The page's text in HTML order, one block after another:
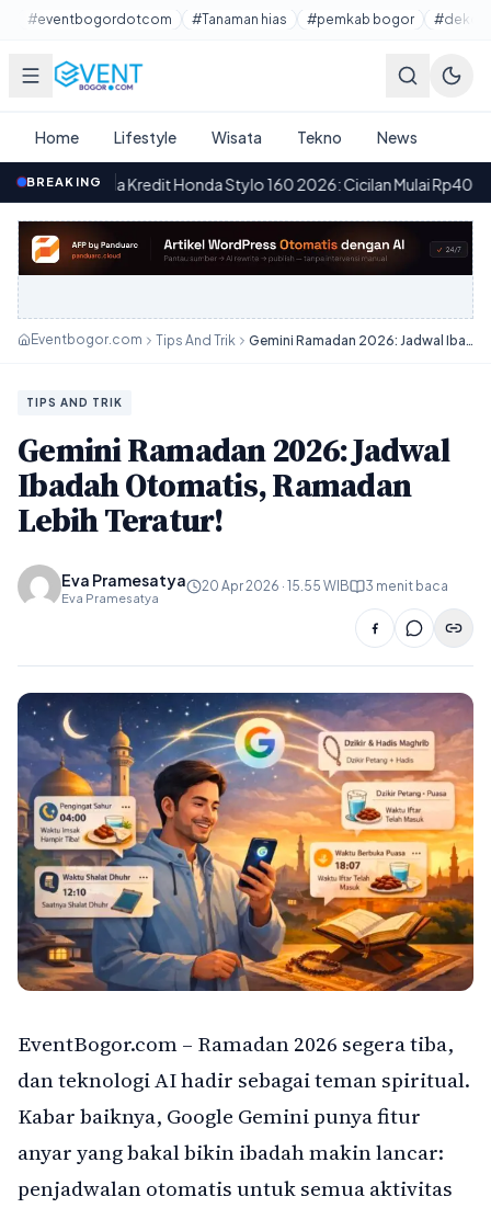
Lewati ke konten utama
#eventbogordotcom #Tanaman hias #pemkab bogor
Home Lifestyle Wisata Tekno News
BREAKING
Kredit Honda Stylo 160 2026: Cicilan Mulai Rp400 Ribuan
Eventbogor.com Tips And Trik Gemini Ramadan 2026: Jadwal Ibadah Otomatis, Ramadan Lebih Teratur!
TIPS AND TRIK
Gemini Ramadan 2026: Jadwal
Ibadah Otomatis, Ramadan
Lebih Teratur!
Eva Pramesatya
Eva Pramesatya
20 Apr 2026 · 15.55 WIB 3 menit baca
EventBogor.com – Ramadan 2026 segera tiba,
dan teknologi AI hadir sebagai teman spiritual.
Kabar baiknya, Google Gemini punya fitur
anyar yang bakal bikin ibadah makin lancar:
penjadwalan otomatis untuk semua aktivitas